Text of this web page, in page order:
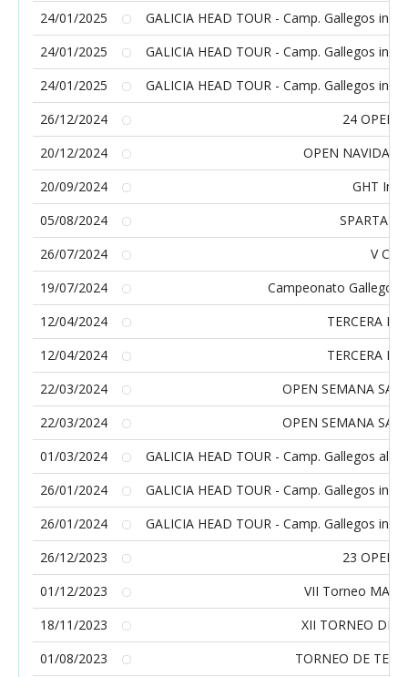
24/01/2025
GALICIA HEAD TOUR - Camp. Gallegos
24/01/2025
GALICIA HEAD TOUR - Camp. Gallegos
24/01/2025
GALICIA HEAD TOUR - Camp. Gallegos
26/12/2024
24 OPEN
20/12/2024
OPEN NAVIDAD
20/09/2024
GHT
05/08/2024
SPARTAN
26/07/2024
V
19/07/2024
Campeonato Gallego
12/04/2024
TERCERA
12/04/2024
TERCERA
22/03/2024
OPEN SEMANA
22/03/2024
OPEN SEMANA
01/03/2024
GALICIA HEAD TOUR - Camp. Gallegos
26/01/2024
GALICIA HEAD TOUR - Camp. Gallegos
26/01/2024
GALICIA HEAD TOUR - Camp. Gallegos
26/12/2023
23 OPEN
01/12/2023
VII Torneo
18/11/2023
XII TORNEO DE
01/08/2023
TORNEO DE